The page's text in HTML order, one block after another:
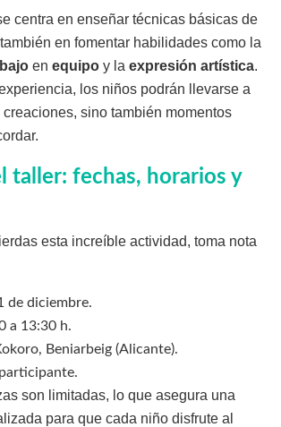
centra en enseñar técnicas básicas de
en fomentar habilidades como la
en equipo y la expresión artística.
los niños podrán llevarse a
sino también momentos
taller: fechas, horarios y
esta increíble actividad, toma nota
de diciembre.
a 13:30 h.
Beniarbeig (Alicante).
son limitadas, lo que asegura una
para que cada niño disfrute al